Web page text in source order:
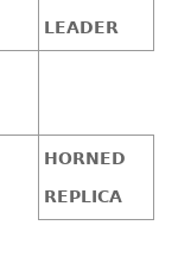
LEADER
HORNED
REPLICA